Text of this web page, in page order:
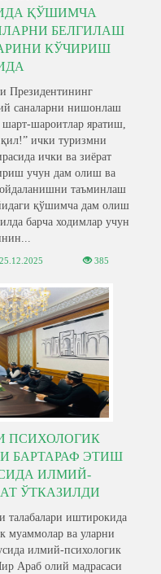
ҚЎШИМЧА
БЕЛГИЛАШ
КЎЧИРИШ
Президентининг
саналарни нишонлаш
шароитлар яратиш,
қил!” ички туризмни
ички ва зиёрат
учун дам олиш ва
таъминлаш
қўшимча дам олиш
барча ходимлар учун
25.12.2025 385
ПСИХОЛОГИК
БАРТАРАФ ЭТИШ
ИЛМИЙ-
ЎТКАЗИЛДИ
талабалари иштирокида
муаммолар ва уларни
илмий-психологик
Араб олий мадрасаси